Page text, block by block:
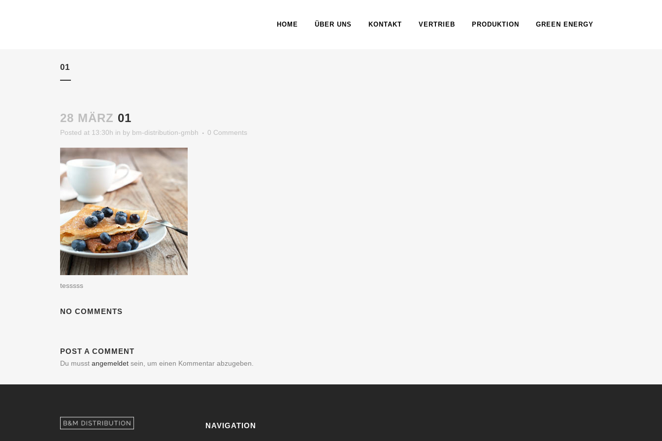
HOME ÜBER UNS KONTAKT VERTRIEB PRODUKTION GREEN ENERGY
01
28 MÄRZ 01
Posted at 13:30h in by bm-distribution-gmbh 0 Comments
tesssss
NO COMMENTS
POST A COMMENT
Du musst angemeldet sein, um einen Kommentar abzugeben.
NAVIGATION